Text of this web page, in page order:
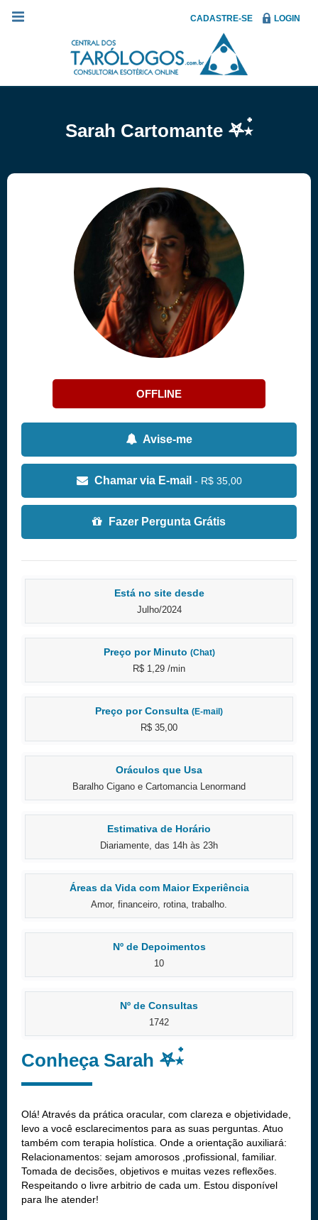
CADASTRE-SE LOGIN
Sarah Cartomante 𖤐⭒๋
OFFLINE
Avise-me
Chamar via E-mail - R$ 35,00
Fazer Pergunta Grátis
Está no site desde
Julho/2024
Preço por Minuto (Chat)
R$ 1,29 /min
Preço por Consulta (E-mail)
R$ 35,00
Oráculos que Usa
Baralho Cigano e Cartomancia Lenormand
Estimativa de Horário
Diariamente, das 14h às 23h
Áreas da Vida com Maior Experiência
Amor, financeiro, rotina, trabalho.
Nº de Depoimentos
10
Nº de Consultas
1742
Conheça Sarah 𖤐⭒๋
Olá! Através da prática oracular, com clareza e objetividade,
levo a você esclarecimentos para as suas perguntas. Atuo
também com terapia holística. Onde a orientação auxiliará:
Relacionamentos: sejam amorosos ,profissional, familiar.
Tomada de decisões, objetivos e muitas vezes reflexões.
Respeitando o livre arbitrio de cada um. Estou disponível
para lhe atender!